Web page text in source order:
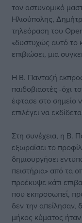
τον αστυνομικό
Ηλιούπολης,
τηλεόραση του
«δυστυχώς αυτό το
επιβιώσει, μια
Η Β. Πανταζή
παιδοβιαστές -όχι
έφτασε στο σημείο
επιλέγει να
Στη συνέχεια, η Β.
εξωραΐσει το
δημιουργήσει
πειστήρια» από τα
προέκυψε κάτι
που εκπροσωπεί,
δεν την απείλησαν,
μήκος κύματος